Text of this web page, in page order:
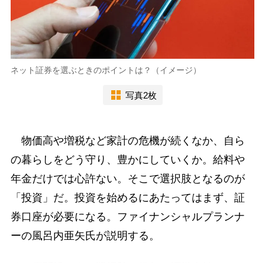
ネット証券を選ぶときのポイントは？（イメージ）
写真2枚
物価高や増税など家計の危機が続くなか、自ら
の暮らしをどう守り、豊かにしていくか。給料や
年金だけでは心許ない。そこで選択肢となるのが
「投資」だ。投資を始めるにあたってはまず、証
券口座が必要になる。ファイナンシャルプランナ
ーの風呂内亜矢氏が説明する。